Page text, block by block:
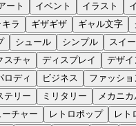
ート イベント イラスト
ラ ギザギザ ギャル文字
シュール シンプル スイ
スチャ ディスプレイ デザイ
ロディ ビジネス ファッショ
テリー ミリタリー メカニカ
ーチャー レトロポップ レト